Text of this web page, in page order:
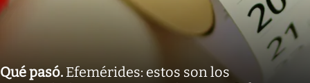
Qué pasó. Efemérides: estos son los